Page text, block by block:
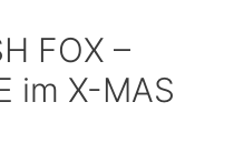
FOX –
im X-MAS